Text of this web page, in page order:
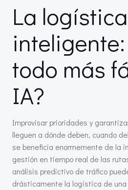
La logística
todo más
IA?
Improvisar prioridades y
lleguen a dónde deben, cuando
se beneficia enormemente de la
gestión en tiempo real de las
análisis predictivo de tráfico
drásticamente la logística de una